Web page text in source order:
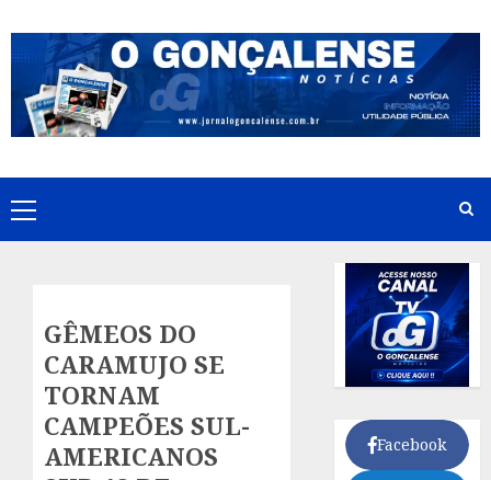
to
content
Primary
Menu
GÊMEOS DO
CARAMUJO SE
TORNAM
CAMPEÕES SUL-
AMERICANOS
Facebook